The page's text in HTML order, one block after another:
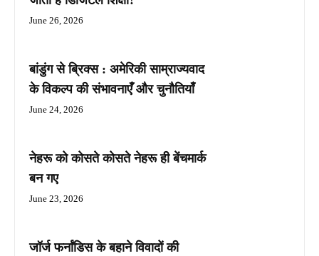
June 26, 2026
बांडुंग से ब्रिक्स : अमेरिकी साम्राज्यवाद
के विकल्प की संभावनाएँ और चुनौतियाँ
June 24, 2026
नेहरू को कोसते कोसते नेहरू ही बेंचमार्क
बन गए
June 23, 2026
जॉर्ज फर्नांडिस के बहाने विवादों की